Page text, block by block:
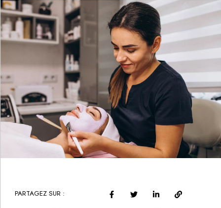
PARTAGEZ SUR :